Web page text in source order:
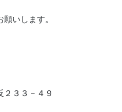
いします。
３３－４９